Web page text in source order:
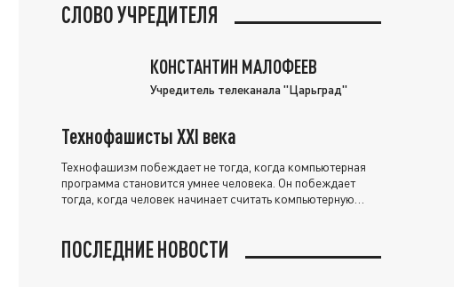
СЛОВО УЧРЕДИТЕЛЯ
КОНСТАНТИН МАЛОФЕЕВ
Учредитель телеканала "Царьград"
Технофашисты XXI века
Технофашизм побеждает не тогда, когда компьютерная
программа становится умнее человека. Он побеждает
тогда, когда человек начинает считать компьютерную
ПОСЛЕДНИЕ НОВОСТИ